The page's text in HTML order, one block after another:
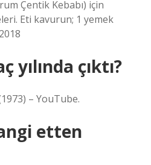
Çentik Kebabı) için
Eti kavurun; 1 yemek
yılında çıktı?
– YouTube.
etten